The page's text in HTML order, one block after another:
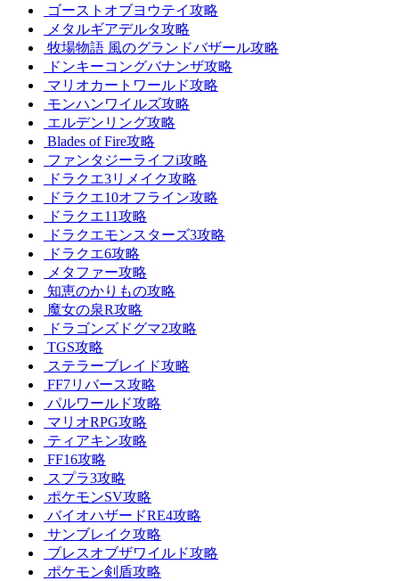
ゴーストオブヨウテイ攻略
メタルギアデルタ攻略
牧場物語 風のグランドバザール攻略
ドンキーコングバナンザ攻略
マリオカートワールド攻略
モンハンワイルズ攻略
エルデンリング攻略
Blades of Fire攻略
ファンタジーライフi攻略
ドラクエ3リメイク攻略
ドラクエ10オフライン攻略
ドラクエ11攻略
ドラクエモンスターズ3攻略
ドラクエ6攻略
メタファー攻略
知恵のかりもの攻略
魔女の泉R攻略
ドラゴンズドグマ2攻略
TGS攻略
ステラーブレイド攻略
FF7リバース攻略
パルワールド攻略
マリオRPG攻略
ティアキン攻略
FF16攻略
スプラ3攻略
ポケモンSV攻略
バイオハザードRE4攻略
サンブレイク攻略
ブレスオブザワイルド攻略
ポケモン剣盾攻略